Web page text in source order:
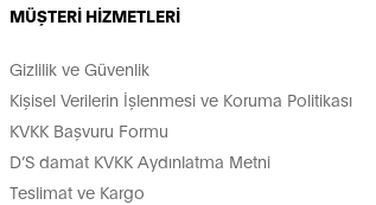
MÜŞTERİ HİZMETLERİ
Gizlilik ve Güvenlik
Kişisel Verilerin İşlenmesi ve Koruma Politikası
KVKK Başvuru Formu
D’S damat KVKK Aydınlatma Metni
Teslimat ve Kargo